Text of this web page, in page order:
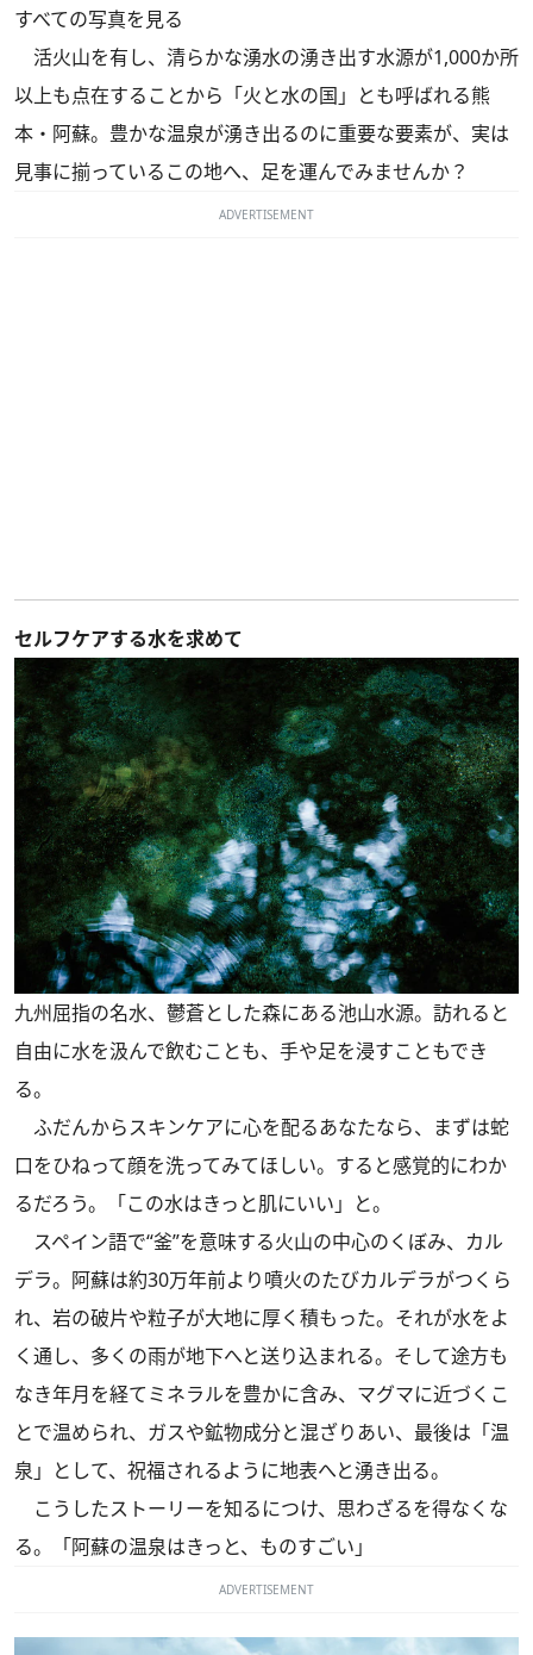
すべての写真を見る
活火山を有し、清らかな湧水の湧き出す水源が1,000か所
以上も点在することから「火と水の国」とも呼ばれる熊
本・阿蘇。豊かな温泉が湧き出るのに重要な要素が、実は
見事に揃っているこの地へ、足を運んでみませんか？
ADVERTISEMENT
セルフケアする水を求めて
九州屈指の名水、鬱蒼とした森にある池山水源。訪れると
自由に水を汲んで飲むことも、手や足を浸すこともでき
る。
ふだんからスキンケアに心を配るあなたなら、まずは蛇
口をひねって顔を洗ってみてほしい。すると感覚的にわか
るだろう。「この水はきっと肌にいい」と。
スペイン語で“釜”を意味する火山の中心のくぼみ、カル
デラ。阿蘇は約30万年前より噴火のたびカルデラがつくら
れ、岩の破片や粒子が大地に厚く積もった。それが水をよ
く通し、多くの雨が地下へと送り込まれる。そして途方も
なき年月を経てミネラルを豊かに含み、マグマに近づくこ
とで温められ、ガスや鉱物成分と混ざりあい、最後は「温
泉」として、祝福されるように地表へと湧き出る。
こうしたストーリーを知るにつけ、思わざるを得なくな
る。「阿蘇の温泉はきっと、ものすごい」
ADVERTISEMENT